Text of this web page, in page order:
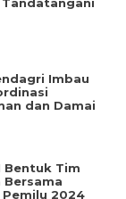
Imbau
dan Damai
Bentuk Tim
Bersama
2024